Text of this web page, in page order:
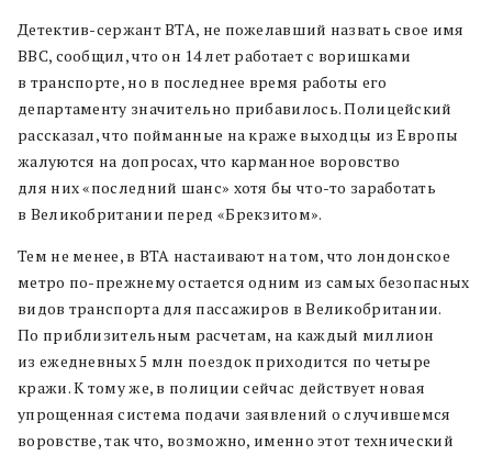
Детектив-сержант BTA, не пожелавший назвать свое имя
BBC, сообщил, что он 14 лет работает с воришками
в транспорте, но в последнее время работы его
департаменту значительно прибавилось. Полицейский
рассказал, что пойманные на краже выходцы из Европы
жалуются на допросах, что карманное воровство
для них «последний шанс» хотя бы что-то заработать
в Великобритании перед «Брекзитом».
Тем не менее, в BTA настаивают на том, что лондонское
метро по-прежнему остается одним из самых безопасных
видов транспорта для пассажиров в Великобритании.
По приблизительным расчетам, на каждый миллион
из ежедневных 5 млн поездок приходится по четыре
кражи. К тому же, в полиции сейчас действует новая
упрощенная система подачи заявлений о случившемся
воровстве, так что, возможно, именно этот технический